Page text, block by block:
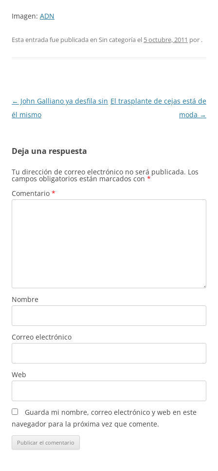
Imagen: ADN
Esta entrada fue publicada en Sin categoría el 5 octubre, 2011 por .
Navegación
de
← John Galliano ya desfila sin
él mismo
El trasplante de cejas está de
moda →
Deja una respuesta
Tu dirección de correo electrónico no será publicada. Los
campos obligatorios están marcados con *
Comentario *
Nombre
Correo electrónico
Web
Guarda mi nombre, correo electrónico y web en este
navegador para la próxima vez que comente.